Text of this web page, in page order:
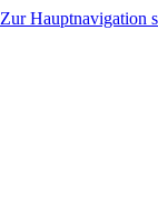
Zur Hauptnavigation